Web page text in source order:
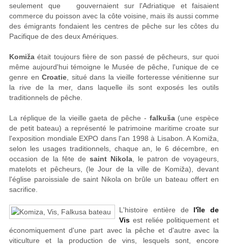
seulement que gouvernaient sur l'Adriatique et faisaient
commerce du poisson avec la côte voisine, mais ils aussi comme
des émigrants fondaient les centres de pêche sur les côtes du
Pacifique de des deux Amériques.
Komižaétait toujours fière de son passé de pêcheurs, sur quoi
même aujourd'hui témoigne le Musée de pêche, l'unique de ce
genre enCroatie , situé dans la vieille forteresse vénitienne sur
la rive de la mer, dans laquelle ils sont exposés les outils
traditionnels de pêche.
La réplique de la vieille gaeta de pêche - falkuša (une espèce
de petit bateau) a représenté le patrimoine maritime croate sur
l'exposition mondiale EXPO dans l'an 1998 à Lisabon. A Komiža,
selon les usages traditionnels, chaque an, le 6 décembre, en
occasion de la fête de saint Nikola , le patron de voyageurs,
matelots et pêcheurs, (le Jour de la ville de Komiža), devant
l'église paroissiale de saint Nikola on brûle un bateau offert en
sacrifice.
L'histoire entière de l'île de
Vis est reliée politiquement et
économiquement d'une part avec la pêche et d'autre avec la
viticulture et la production de vins, lesquels sont, encore